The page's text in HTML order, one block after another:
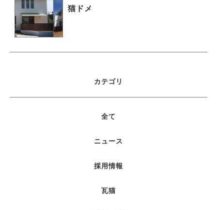
猫ドメ
カテゴリ
全て
ニュース
採用情報
瓦猫